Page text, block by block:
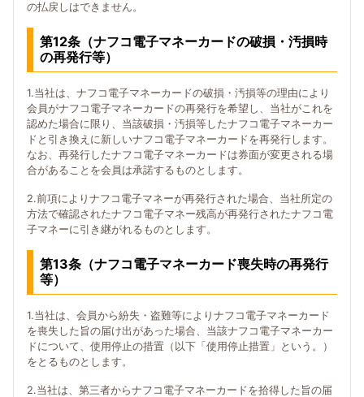
の払戻しはできません。
第12条（ナフコ電子マネーカードの破損・汚損時
の再発行等）
1.当社は、ナフコ電子マネーカードの破損・汚損等の理由により
会員がナフコ電子マネーカードの再発行を希望し、当社がこれを
認めた場合に限り、当該破損・汚損等したナフコ電子マネーカー
ドと引き換えに新しいナフコ電子マネーカードを再発行します。
なお、再発行したナフコ電子マネーカードは券面が変更される場
合があることを会員は承諾するものとします。
2.前項によりナフコ電子マネーが再発行された場合、当社所定の
方法で確認されたナフコ電子マネー残高が再発行されたナフコ電
子マネーに引き継がれるものとします。
第13条（ナフコ電子マネーカード喪失時の再発行
等）
1.当社は、会員から紛失・盗難等によりナフコ電子マネーカード
を喪失した旨の届け出があった場合、当該ナフコ電子マネーカー
ドについて、使用停止の措置（以下「使用停止措置」という。）
をとるものとします。
2.当社は、第三者からナフコ電子マネーカードを拾得した旨の届